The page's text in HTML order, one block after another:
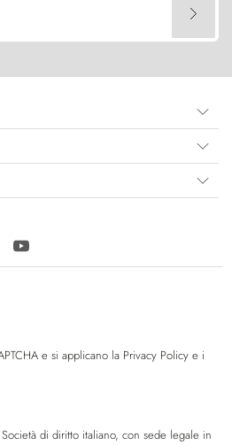
e si applicano la Privacy Policy e i
di diritto italiano, con sede legale in